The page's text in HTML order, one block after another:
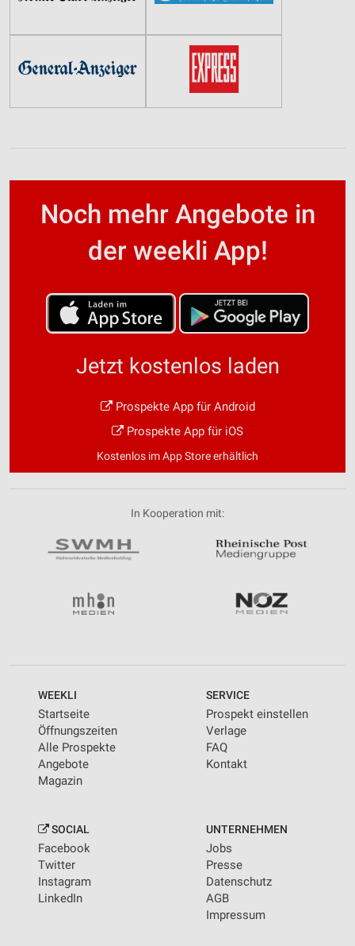
Noch mehr Angebote in
der weekli App!
Jetzt kostenlos laden
Prospekte App für Android
Prospekte App für iOS
Kostenlos im App Store erhältlich
In Kooperation mit:
WEEKLI
Startseite
Öffnungszeiten
Alle Prospekte
Angebote
Magazin
SERVICE
Prospekt einstellen
Verlage
FAQ
Kontakt
SOCIAL
Facebook
Twitter
Instagram
LinkedIn
UNTERNEHMEN
Jobs
Presse
Datenschutz
AGB
Impressum